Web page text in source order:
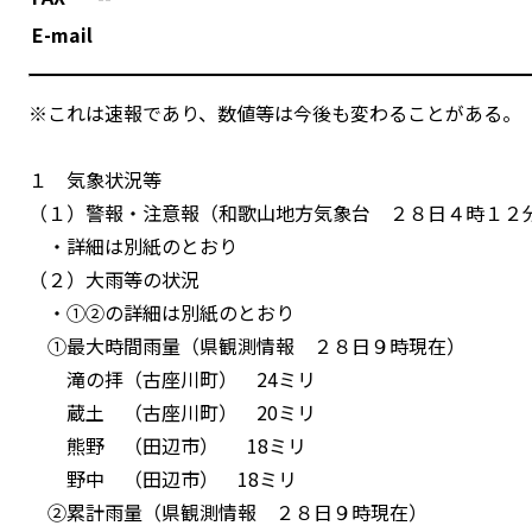
E-mail
※これは速報であり、数値等は今後も変わることがある。
１ 気象状況等
（１）警報・注意報（和歌山地方気象台 ２８日４時１２
・詳細は別紙のとおり
（２）大雨等の状況
・①②の詳細は別紙のとおり
①最大時間雨量（県観測情報 ２８日９時現在）
滝の拝（古座川町） 24ミリ
蔵土 （古座川町） 20ミリ
熊野 （田辺市） 18ミリ
野中 （田辺市） 18ミリ
②累計雨量（県観測情報 ２８日９時現在）